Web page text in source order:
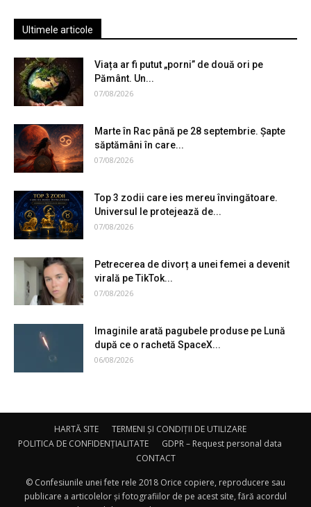
Ultimele articole
Viața ar fi putut „porni” de două ori pe
Pământ. Un...
07/08/2026
Marte în Rac până pe 28 septembrie. Șapte
săptămâni în care...
07/08/2026
Top 3 zodii care ies mereu învingătoare.
Universul le protejează de...
07/08/2026
Petrecerea de divorț a unei femei a devenit
virală pe TikTok...
07/08/2026
Imaginile arată pagubele produse pe Lună
după ce o rachetă SpaceX...
06/08/2026
HARTĂ SITE
TERMENI ȘI CONDIȚII DE UTILIZARE
POLITICA DE CONFIDENȚIALITATE
GDPR – Request personal data
CONTACT
© Confesiunile unei fete rele 2018 Orice copiere, reproducere sau
publicare a articolelor și fotografiilor de pe acest site, fără acordul